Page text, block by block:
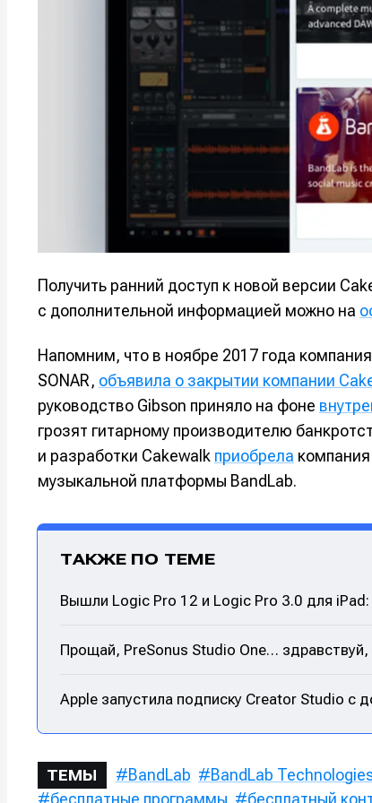
Мы в
О
Помощь
Мы в
О
Помощь
Получить ранний доступ к новой версии
с дополнительной информацией можно на
Напомним, что в ноябре 2017 года компания
SONAR, объявила о закрытии компании
руководство Gibson приняло на фоне
грозят гитарному производителю
и разработки Cakewalk приобрела
музыкальной платформы BandLab.
ТАКЖЕ ПО ТЕМЕ
Вышли Logic Pro 12 и Logic Pro 3.0 для iPad:
Прощай, PreSonus Studio One… здравствуй,
Apple запустила подписку Creator Studio с
ТЕМЫ BandLab BandLab
бесплатные программы
бесплатный